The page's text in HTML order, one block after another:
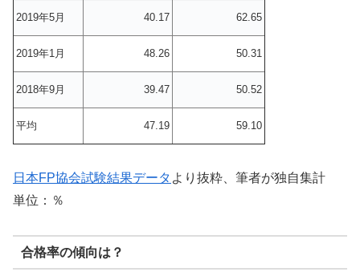
2019年5月 40.17 62.65
2019年1月 48.26 50.31
2018年9月 39.47 50.52
平均 47.19 59.10
日本FP協会試験結果データ より抜粋、筆者が独自集計
単位：％
合格率の傾向は？